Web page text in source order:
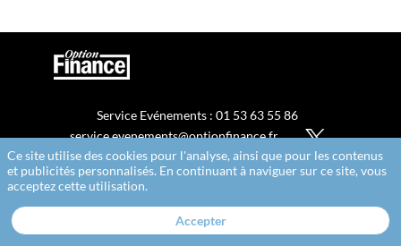
Service Evénements : 01 53 63 55 86
service.evenements@optionfinance.fr
Cookies
Politique de confidentialité
Ce site utilise des cookies pour l'analyse, ainsi que pour les contenus
et publicités personnalisés. En continuant à naviguer sur ce site, vous
acceptez cette utilisation.
Accepter